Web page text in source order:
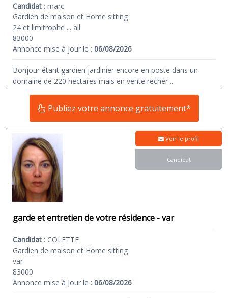
Candidat :marc
Gardien de maison et Home sitting
24 et limitrophe ... all
83000
Annonce mise à jour le :06/08/2026
Bonjour étant gardien jardinier encore en poste dans un
domaine de 220 hectares mais en vente recher ...
Publiez votre annonce gratuitement*
garde et entretien de votre résidence - var
Candidat : COLETTE
Gardien de maison et Home sitting
var
83000
Annonce mise à jour le :06/08/2026
Voir le profil
Candidat